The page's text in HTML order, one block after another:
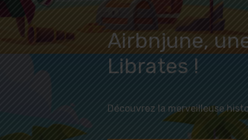
Airbnjune,
Librates !
Découvrez la merveilleuse